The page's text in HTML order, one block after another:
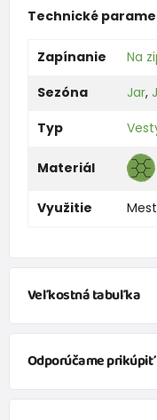
Technické
Zapínanie
Na
Sezóna
Jar,
Typ
Materiál
Využitie
Veľkostná tabuľka
Odporúčame prikúpiť
Dievčenská mikina so